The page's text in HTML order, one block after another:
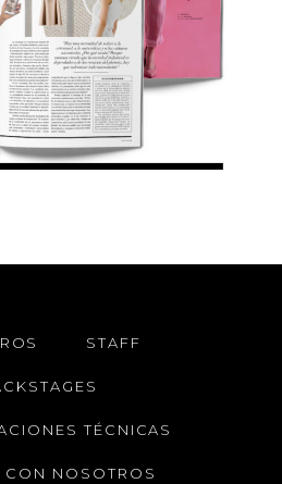
STAFF
TÉCNICAS
CON NOSOTROS